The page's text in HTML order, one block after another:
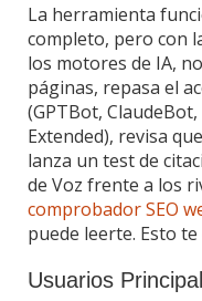
La herramienta
completo, pero con
los motores de IA,
páginas, repasa el
(GPTBot,
Extended), revisa
lanza un test de
de Voz frente a los
comprobador SEO
puede leerte. Esto te
Usuarios